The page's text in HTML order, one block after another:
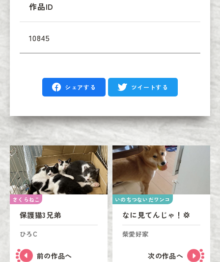
作品ID
10845
シェアする ツイートする
さくらねこ
保護猫3兄弟
ひろC
前の作品へ
いのちつないだワンコ
なに見てんじゃ！💢
柴愛好家
次の作品へ